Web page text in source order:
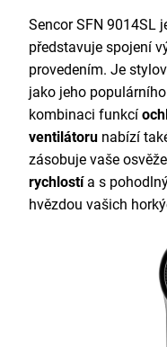
Sencor SFN 9014SL
představuje spojení
provedením. Je
jako jeho
kombinaci funkcí
ventilátoru nabízí
zásobuje vaše
rychlostía s
hvězdou vašich